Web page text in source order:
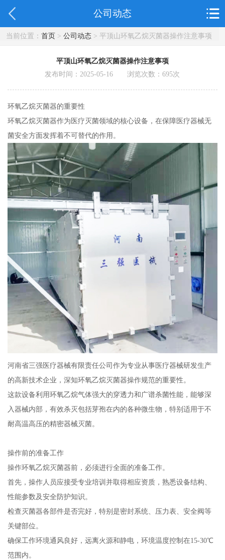
公司动态
当前位置： 首页> 公司动态> 平顶山环氧乙烷灭菌器操作注意事项
平顶山环氧乙烷灭菌器操作注意事项
发布时间：2025-05-16 浏览次数：695次
环氧乙烷灭菌器的重要性
环氧乙烷灭菌器作为医疗灭菌领域的核心设备，在保障医疗器械无
菌安全方面发挥着不可替代的作用。
河南省三强医疗器械有限责任公司作为专业从事医疗器械研发生产
的高新技术企业，深知环氧乙烷灭菌器操作规范的重要性。
这款设备利用环氧乙烷气体强大的穿透力和广谱杀菌性能，能够深
入器械内部，有效杀灭包括芽孢在内的各种微生物，特别适用于不
耐高温高压的精密器械灭菌。
操作前的准备工作
操作环氧乙烷灭菌器前，必须进行全面的准备工作。
首先，操作人员应接受专业培训并取得相应资质，熟悉设备结构、
性能参数及安全防护知识。
检查灭菌器各部件是否完好，特别是密封系统、压力表、安全阀等
关键部位。
确保工作环境通风良好，远离火源和静电，环境温度控制在15-30℃
范围内。